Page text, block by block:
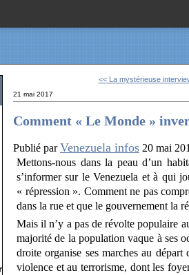
<< La mystérieuse
21 mai 2017
Comment « Le Monde »
Publié parVenezuela infos 20 mai
Mettons-nous dans la peau d’un
s’informer sur le Venezuela et à qui
« répression ». Comment ne pas
dans la rue et que le gouvernement la
Mais il n’y a pas de révolte populaire
majorité de la population vaque à ses
droite organise ses marches au
violence et au terrorisme, dont les